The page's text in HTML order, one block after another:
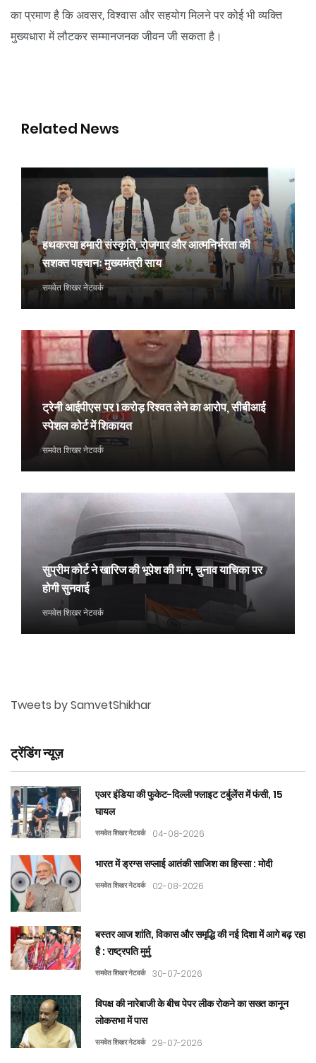
का प्रमाण है कि अवसर, विश्वास और सहयोग मिलने पर कोई भी व्यक्ति
मुख्यधारा में लौटकर सम्मानजनक जीवन जी सकता है।
Related News
हथकरघा हमारी संस्कृति, रोजगार और आत्मनिर्भरता की
सशक्त पहचानः मुख्यमंत्री साय
समवेत शिखर नेटवर्क
ट्रेनी आईपीएस पर 1 करोड़ रिश्वत लेने का आरोप, सीबीआई
स्पेशल कोर्ट में शिकायत
समवेत शिखर नेटवर्क
सुप्रीम कोर्ट ने खारिज की भूपेश की मांग, चुनाव याचिका पर
होगी सुनवाई
समवेत शिखर नेटवर्क
Tweets by SamvetShikhar
ट्रेंडिंग न्यूज़
एअर इंडिया की फुकेट-दिल्ली फ्लाइट टर्बुलेंस में फंसी, 15
घायल
समवेत शिखर नेटवर्क 04-08-2026
भारत में ड्रग्स सप्लाई आतंकी साजिश का हिस्सा : मोदी
समवेत शिखर नेटवर्क 02-08-2026
बस्तर आज शांति, विकास और समृद्धि की नई दिशा में आगे बढ़ रहा
है : राष्ट्रपति मुर्मु
समवेत शिखर नेटवर्क 30-07-2026
विपक्ष की नारेबाजी के बीच पेपर लीक रोकने का सख्त कानून
लोकसभा में पास
समवेत शिखर नेटवर्क 29-07-2026